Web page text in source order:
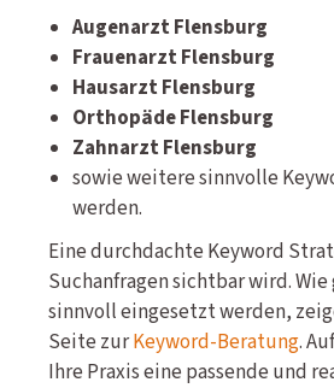
Augenarzt Flensburg
Frauenarzt Flensburg
Hausarzt Flensburg
Orthopäde Flensburg
Zahnarzt Flensburg
sowie weitere sinnvolle
werden.
Eine durchdachte Keyword
Suchanfragen sichtbar wird.
sinnvoll eingesetzt werden,
Seite zurKeyword-Beratung.
Ihre Praxis eine passende und